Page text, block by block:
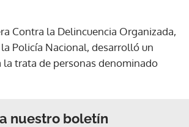
Contra la Delincuencia Organizada,
Policía Nacional, desarrolló un
trata de personas denominado
nuestro boletín